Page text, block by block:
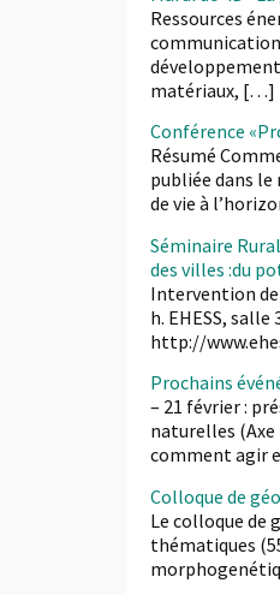
Ressources
matériaux, […]
Conférence
Résumé
publiée dans le
de vie à
Séminaire
des villes :du
Intervention de
h. EHESS, salle
http://
Prochains
– 21 février :
naturelles (Axe
comment agir
Colloque de
Le colloque de
thématiques